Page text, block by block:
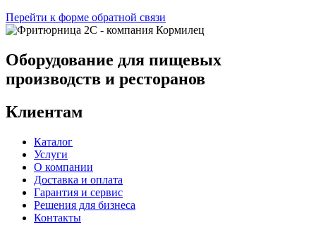
Перейти к форме обратной связи
Оборудование для пищевых
производств и ресторанов
Клиентам
Каталог
Услуги
О компании
Доставка и оплата
Гарантия и сервис
Решения для бизнеса
Контакты